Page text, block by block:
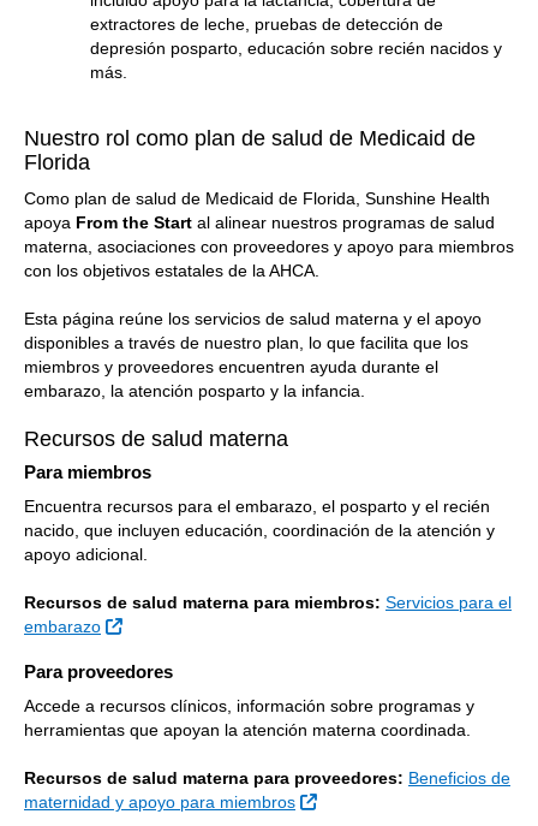
extractores de leche, pruebas de detección de
depresión posparto, educación sobre recién nacidos y
más.
Nuestro rol como plan de salud de Medicaid de
Florida
Como plan de salud de Medicaid de Florida, Sunshine Health
apoya From the Start al alinear nuestros programas de salud
materna, asociaciones con proveedores y apoyo para miembros
con los objetivos estatales de la AHCA.
Esta página reúne los servicios de salud materna y el apoyo
disponibles a través de nuestro plan, lo que facilita que los
miembros y proveedores encuentren ayuda durante el
embarazo, la atención posparto y la infancia.
Recursos de salud materna
Para miembros
Encuentra recursos para el embarazo, el posparto y el recién
nacido, que incluyen educación, coordinación de la atención y
apoyo adicional.
Recursos de salud materna para miembros: Servicios para el
embarazo
Sitio Externo
Para proveedores
Accede a recursos clínicos, información sobre programas y
herramientas que apoyan la atención materna coordinada.
Recursos de salud materna para proveedores: Beneficios de
maternidad y apoyo para miembros
Sitio Externo